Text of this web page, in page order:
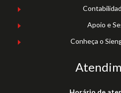
Apoio e
Conheça o